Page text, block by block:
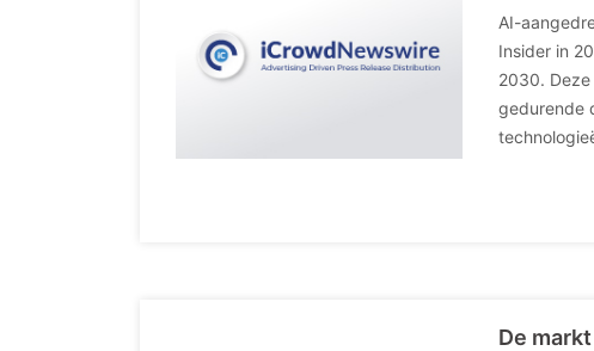
AI-
Insider in
2030.
gedurende
De